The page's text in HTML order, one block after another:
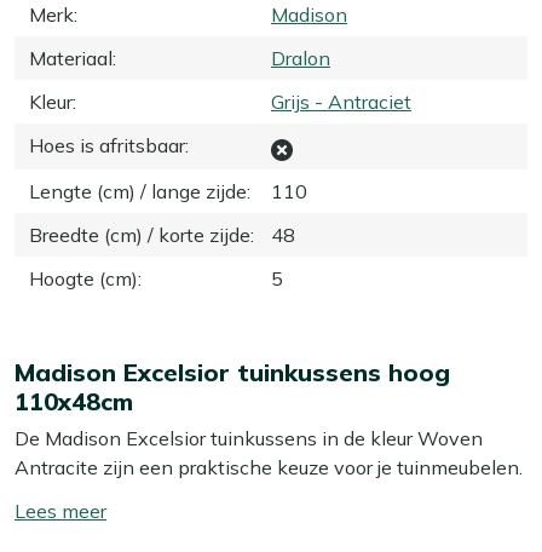
Merk:
Madison
Materiaal:
Dralon
Kleur:
Grijs - Antraciet
Hoes is afritsbaar:
Lengte (cm) / lange zijde:
110
Breedte (cm) / korte zijde:
48
Hoogte (cm): 5
Madison Excelsior tuinkussens hoog
110x48cm
De Madison Excelsior tuinkussens in de kleur Woven
Antracite zijn een praktische keuze voor je tuinmeubelen.
een comfortabele zitervaring. De stevige vulling zorgt
Toon/verberg